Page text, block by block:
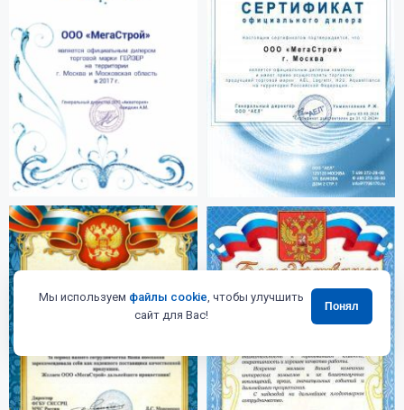
Мы используем файлы cookie, чтобы улучшить
сайт для Вас!
Понял